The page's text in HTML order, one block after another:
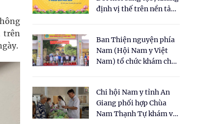
trên
định vị thế trên nền tảng
Ban Thiện nguyện phía
Nam (Hội Nam y Việt
Nam) tổ chức khám chữa
dân tại xã Tân Tập
Chi hội Nam y tỉnh An
Giang phối hợp Chùa
Nam Thạnh Tự khám và